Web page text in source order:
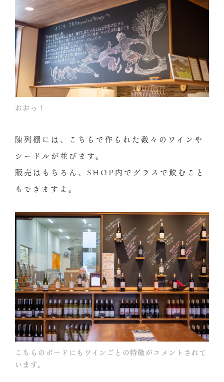
おおっ！
陳列棚には、こちらで作られた数々のワインや
シードルが並びます。
販売はもちろん、SHOP内でグラスで飲むこと
もできますよ。
こちらのボードにもワインごとの特徴がコメントされて
います。